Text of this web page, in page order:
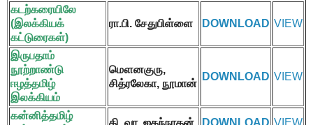
கடற்கரையிலே
(இலக்கியக்
கட்டுரைகள்)
ரா.பி. சேதுபிள்ளை DOWNLOAD VIEW
இருபதாம்
நூற்றாண்டு
ஈழத்தமிழ்
இலக்கியம்
மௌனகுரு,
சித்ரலேகா, நூமான்
DOWNLOAD VIEW
கன்னித்தமிழ்
கி. வா. ஜகந்நாதன் DOWNLOAD VIEW